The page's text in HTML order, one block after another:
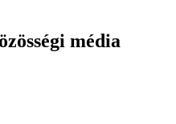
média